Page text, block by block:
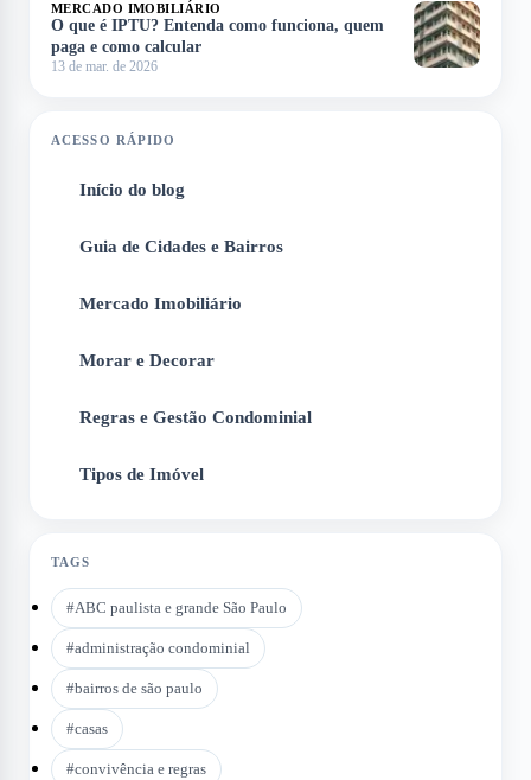
MERCADO IMOBILIÁRIO
O que é IPTU? Entenda como funciona, quem
paga e como calcular
13 de mar. de 2026
ACESSO RÁPIDO
Início do blog
Guia de Cidades e Bairros
Mercado Imobiliário
Morar e Decorar
Regras e Gestão Condominial
Tipos de Imóvel
TAGS
#ABC paulista e grande São Paulo
#administração condominial
#bairros de são paulo
#casas
#convivência e regras